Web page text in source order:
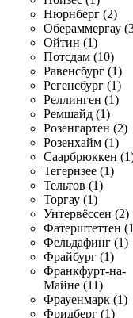
Нюрнберг (2)
Обераммергау
Ойтин (1)
Потсдам (10)
Равенсбург (1)
Регенсбург (1)
Реллинген (1)
Ремшайд (1)
Розенгартен (2)
Розенхайм (1)
Саарбрюккен
Тегернзее (1)
Тельтов (1)
Торгау (1)
Унтервёссен (2)
Фатерштеттен
Фельдафинг (1)
Фрайбург (1)
Франкфурт-на-
Майне (11)
Фрауенмарк (1)
Фридберг (1)